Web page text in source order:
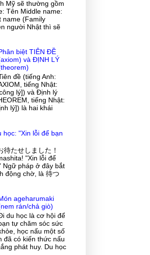
Mỹ sẽ thường gồm
Tên Middle name:
name (Family
người Nhật thì sẽ
biệt TIÊN ĐỀ
và ĐỊNH LÝ
đề (tiếng Anh:
tiếng Nhật:
lý]) và Định lý
tiếng Nhật:
lý]) là hai khái
học: "Xin lỗi để bạn
待たせしました！
"Xin lỗi để
Ngữ pháp ở đây bắt
động chờ, là 待つ
ageharumaki
rán/chả giò)
du học là cơ hội để
tự chăm sóc sức
học nấu một số
đã có kiến thức nấu
phát huy. Du học